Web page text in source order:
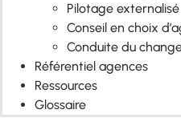
Pilotage externalisé
Conseil en choix
Conduite du
Référentiel agences
Ressources
Glossaire